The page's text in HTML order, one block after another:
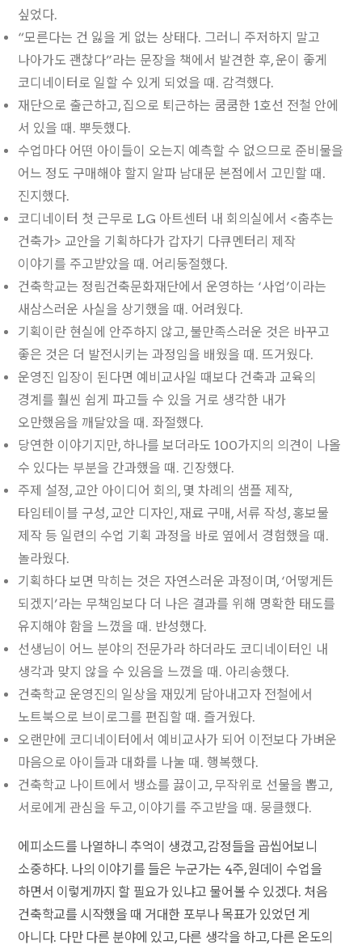
싶었다.
“모른다는 건 잃을 게 없는 상태다. 그러니 주저하지 말고
나아가도 괜찮다”라는 문장을 책에서 발견한 후, 운이 좋게
코디네이터로 일할 수 있게 되었을 때. 감격했다.
재단으로 출근하고, 집으로 퇴근하는 쿰쿰한 1호선 전철 안에
서 있을 때. 뿌듯했다.
수업마다 어떤 아이들이 오는지 예측할 수 없으므로 준비물을
어느 정도 구매해야 할지 알파 남대문 본점에서 고민할 때.
진지했다.
코디네이터 첫 근무로 LG 아트센터 내 회의실에서 <춤추는
건축가> 교안을 기획하다가 갑자기 다큐멘터리 제작
이야기를 주고받았을 때. 어리둥절했다.
건축학교는 정림건축문화재단에서 운영하는 ‘사업’이라는
새삼스러운 사실을 상기했을 때. 어려웠다.
기획이란 현실에 안주하지 않고, 불만족스러운 것은 바꾸고
좋은 것은 더 발전시키는 과정임을 배웠을 때. 뜨거웠다.
운영진 입장이 된다면 예비교사일 때보다 건축과 교육의
경계를 훨씬 쉽게 파고들 수 있을 거로 생각한 내가
오만했음을 깨달았을 때. 좌절했다.
당연한 이야기지만, 하나를 보더라도 100가지의 의견이 나올
수 있다는 부분을 간과했을 때. 긴장했다.
주제 설정, 교안 아이디어 회의, 몇 차례의 샘플 제작,
타임테이블 구성, 교안 디자인, 재료 구매, 서류 작성, 홍보물
제작 등 일련의 수업 기획 과정을 바로 옆에서 경험했을 때.
놀라웠다.
기획하다 보면 막히는 것은 자연스러운 과정이며, ‘어떻게든
되겠지’라는 무책임보다 더 나은 결과를 위해 명확한 태도를
유지해야 함을 느꼈을 때. 반성했다.
선생님이 어느 분야의 전문가라 하더라도 코디네이터인 내
생각과 맞지 않을 수 있음을 느꼈을 때. 아리송했다.
건축학교 운영진의 일상을 재밌게 담아내고자 전철에서
노트북으로 브이로그를 편집할 때. 즐거웠다.
오랜만에 코디네이터에서 예비교사가 되어 이전보다 가벼운
마음으로 아이들과 대화를 나눌 때. 행복했다.
건축학교 나이트에서 뱅쇼를 끓이고, 무작위로 선물을 뽑고,
서로에게 관심을 두고, 이야기를 주고받을 때. 뭉클했다.
에피소드를 나열하니 추억이 생겼고, 감정들을 곱씹어보니
소중하다. 나의 이야기를 들은 누군가는 4주, 원데이 수업을
하면서 이렇게까지 할 필요가 있냐고 물어볼 수 있겠다. 처음
건축학교를 시작했을 때 거대한 포부나 목표가 있었던 게
아니다. 다만 다른 분야에 있고, 다른 생각을 하고, 다른 온도의